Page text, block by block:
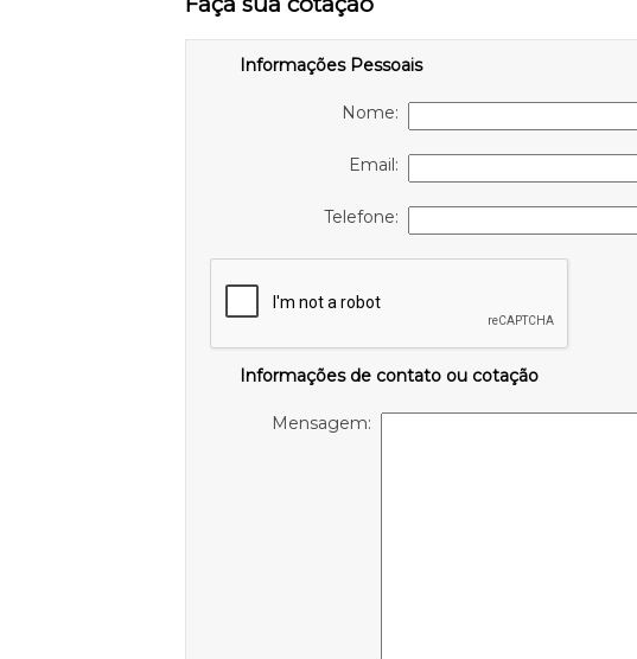
Informações Pessoais
Nome:
Email:
Telefone:
Informações de contato ou cotação
Mensagem: